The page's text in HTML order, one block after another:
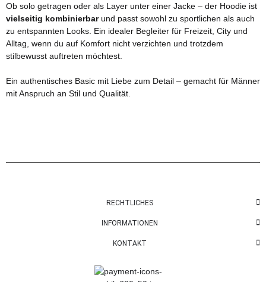
Ob solo getragen oder als Layer unter einer Jacke – der Hoodie ist
vielseitig kombinierbarund passt sowohl zu sportlichen als auch
zu entspannten Looks. Ein idealer Begleiter für Freizeit, City und
Alltag, wenn du auf Komfort nicht verzichten und trotzdem
stilbewusst auftreten möchtest.
Ein authentisches Basic mit Liebe zum Detail – gemacht für Männer
mit Anspruch an Stil und Qualität.
RECHTLICHES
INFORMATIONEN
KONTAKT